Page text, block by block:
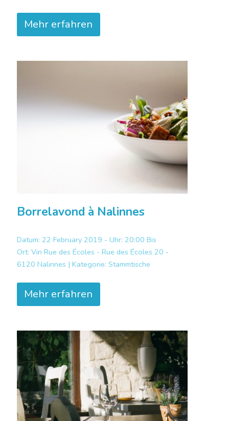
Mehr erfahren
Borrelavond à Nalinnes
Datum: 22 February 2019 - Uhr: 20:00 Bis
Ort: Vin Rue des Écoles - Rue des Écoles 20 -
6120 Nalinnes | Kategorie: Stammtische
Mehr erfahren